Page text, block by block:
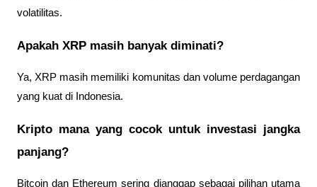
volatilitas.
Apakah XRP masih banyak diminati?
Ya, XRP masih memiliki komunitas dan volume perdagangan
yang kuat di Indonesia.
Kripto mana yang cocok untuk investasi jangka
panjang?
Bitcoin dan Ethereum sering dianggap sebagai pilihan utama